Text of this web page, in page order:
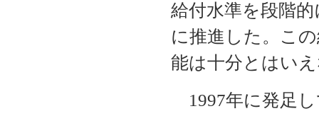
給付水準を段階
に推進した。こ
能は十分とはい
1997年に発足